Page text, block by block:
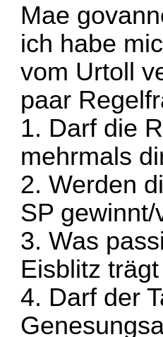
Mae
ich habe
vom Urtoll
paar
1. Darf die
mehrmals
2. Werden
SP gewinnt/
3. Was
Eisblitz
4. Darf der